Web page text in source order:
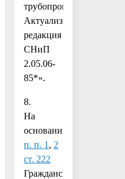
трубопроводы.
Актуализированная
редакция
СНиП
2.05.06-
85*».
8.
На
основании
п. п. 1 , 2
ст. 222
Гражданского